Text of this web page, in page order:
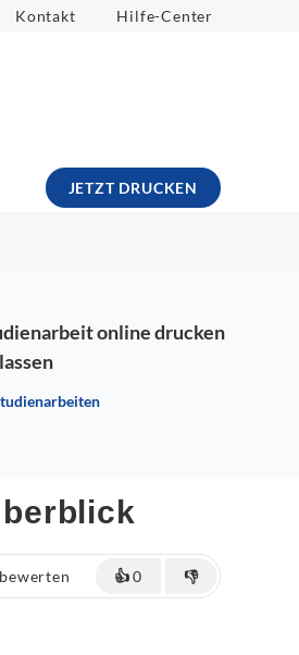
Kontakt Hilfe-Center
JETZT DRUCKEN
online drucken
👍0 👎